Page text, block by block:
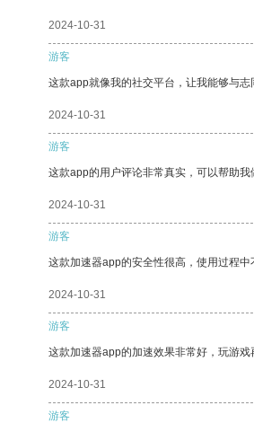
2024-10-31
游客
这款app就像我的社交平台，让我能够与志
2024-10-31
游客
这款app的用户评论非常真实，可以帮助我
2024-10-31
游客
这款加速器app的安全性很高，使用过程中
2024-10-31
游客
这款加速器app的加速效果非常好，玩游
2024-10-31
游客